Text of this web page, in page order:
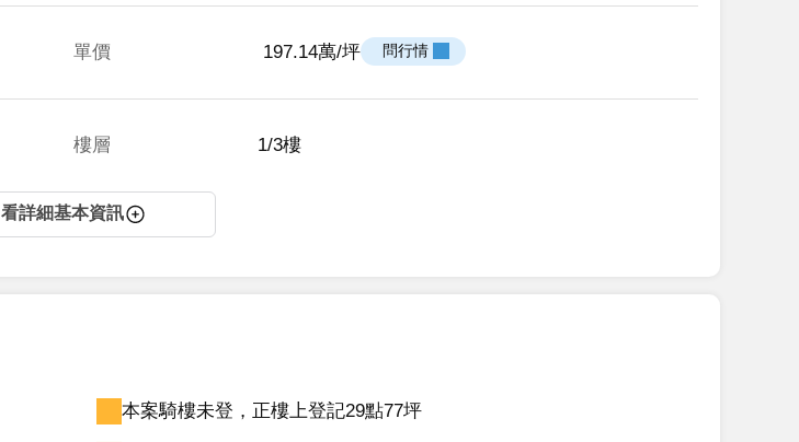
單價 197.14萬/坪 問行情
樓層 1/3樓
看詳細基本資訊
本案騎樓未登，正樓上登記29點77坪